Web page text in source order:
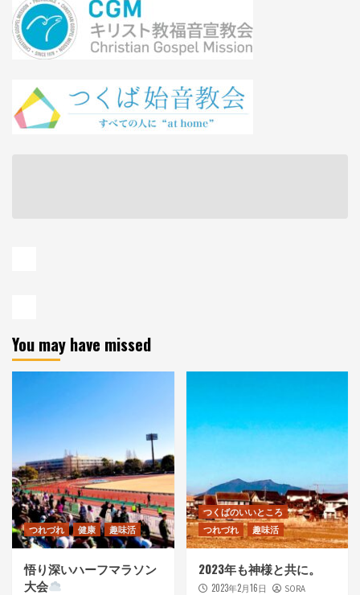
You may have missed
つれづれ 健康 趣味活
悟り深いハーフマラソン
大会
つくばのいいところ
つれづれ
趣味活
2023年も神様と共に。
2023年2月16日 SORA